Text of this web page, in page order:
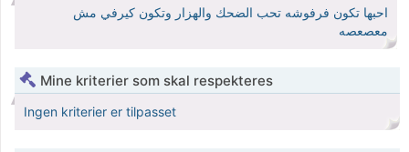
احبها تكون فرفوشه تحب الضحك والهزار وتكون كيرفي مش
معصعصه
Mine kriterier som skal respekteres
Ingen kriterier er tilpasset